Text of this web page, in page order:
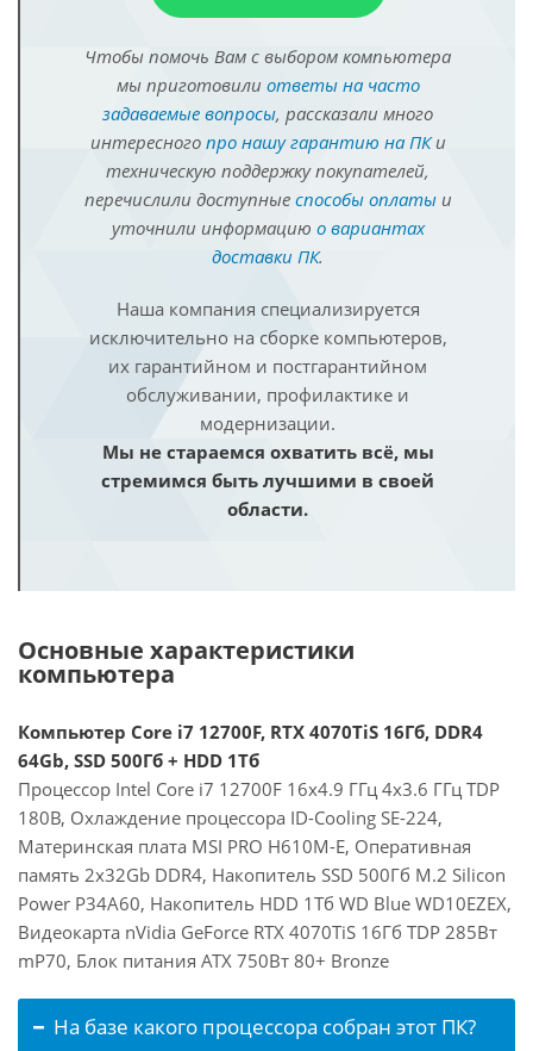
Чтобы помочь Вам с выбором компьютера
мы приготовили ответы на часто
задаваемые вопросы, рассказали много
интересного про нашу гарантию на ПКи
техническую поддержку покупателей,
перечислили доступные способы оплатыи
уточнили информацию о вариантах
доставки ПК.
Наша компания специализируется
исключительно на сборке компьютеров,
их гарантийном и постгарантийном
обслуживании, профилактике и
модернизации.
Мы не стараемся охватить всё, мы
стремимся быть лучшими в своей
области.
Основные характеристики
компьютера
Компьютер Core i7 12700F, RTX 4070TiS 16Гб, DDR4
64Gb, SSD 500Гб + HDD 1Тб
Процессор Intel Core i7 12700F 16x4.9 ГГц 4x3.6 ГГц TDP
180В, Охлаждение процессора ID-Cooling SE-224,
Материнская плата MSI PRO H610M-E, Оперативная
память 2x32Gb DDR4, Накопитель SSD 500Гб M.2 Silicon
Power P34A60, Накопитель HDD 1Тб WD Blue WD10EZEX,
Видеокарта nVidia GeForce RTX 4070TiS 16Гб TDP 285Вт
mP70, Блок питания ATX 750Вт 80+ Bronze
На базе какого процессора собран этот ПК?